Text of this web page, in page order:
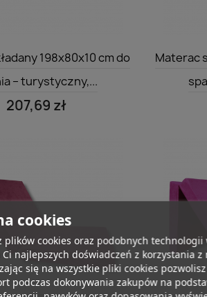
Szybki podgląd
198x80x10 cm do
– turystyczny,...
207,69 zł
Materac
cookies
plików cookies oraz podobnych technologii
najlepszych doświadczeń z korzystania z
się na wszystkie pliki cookies
podczas dokonywania zakupów na